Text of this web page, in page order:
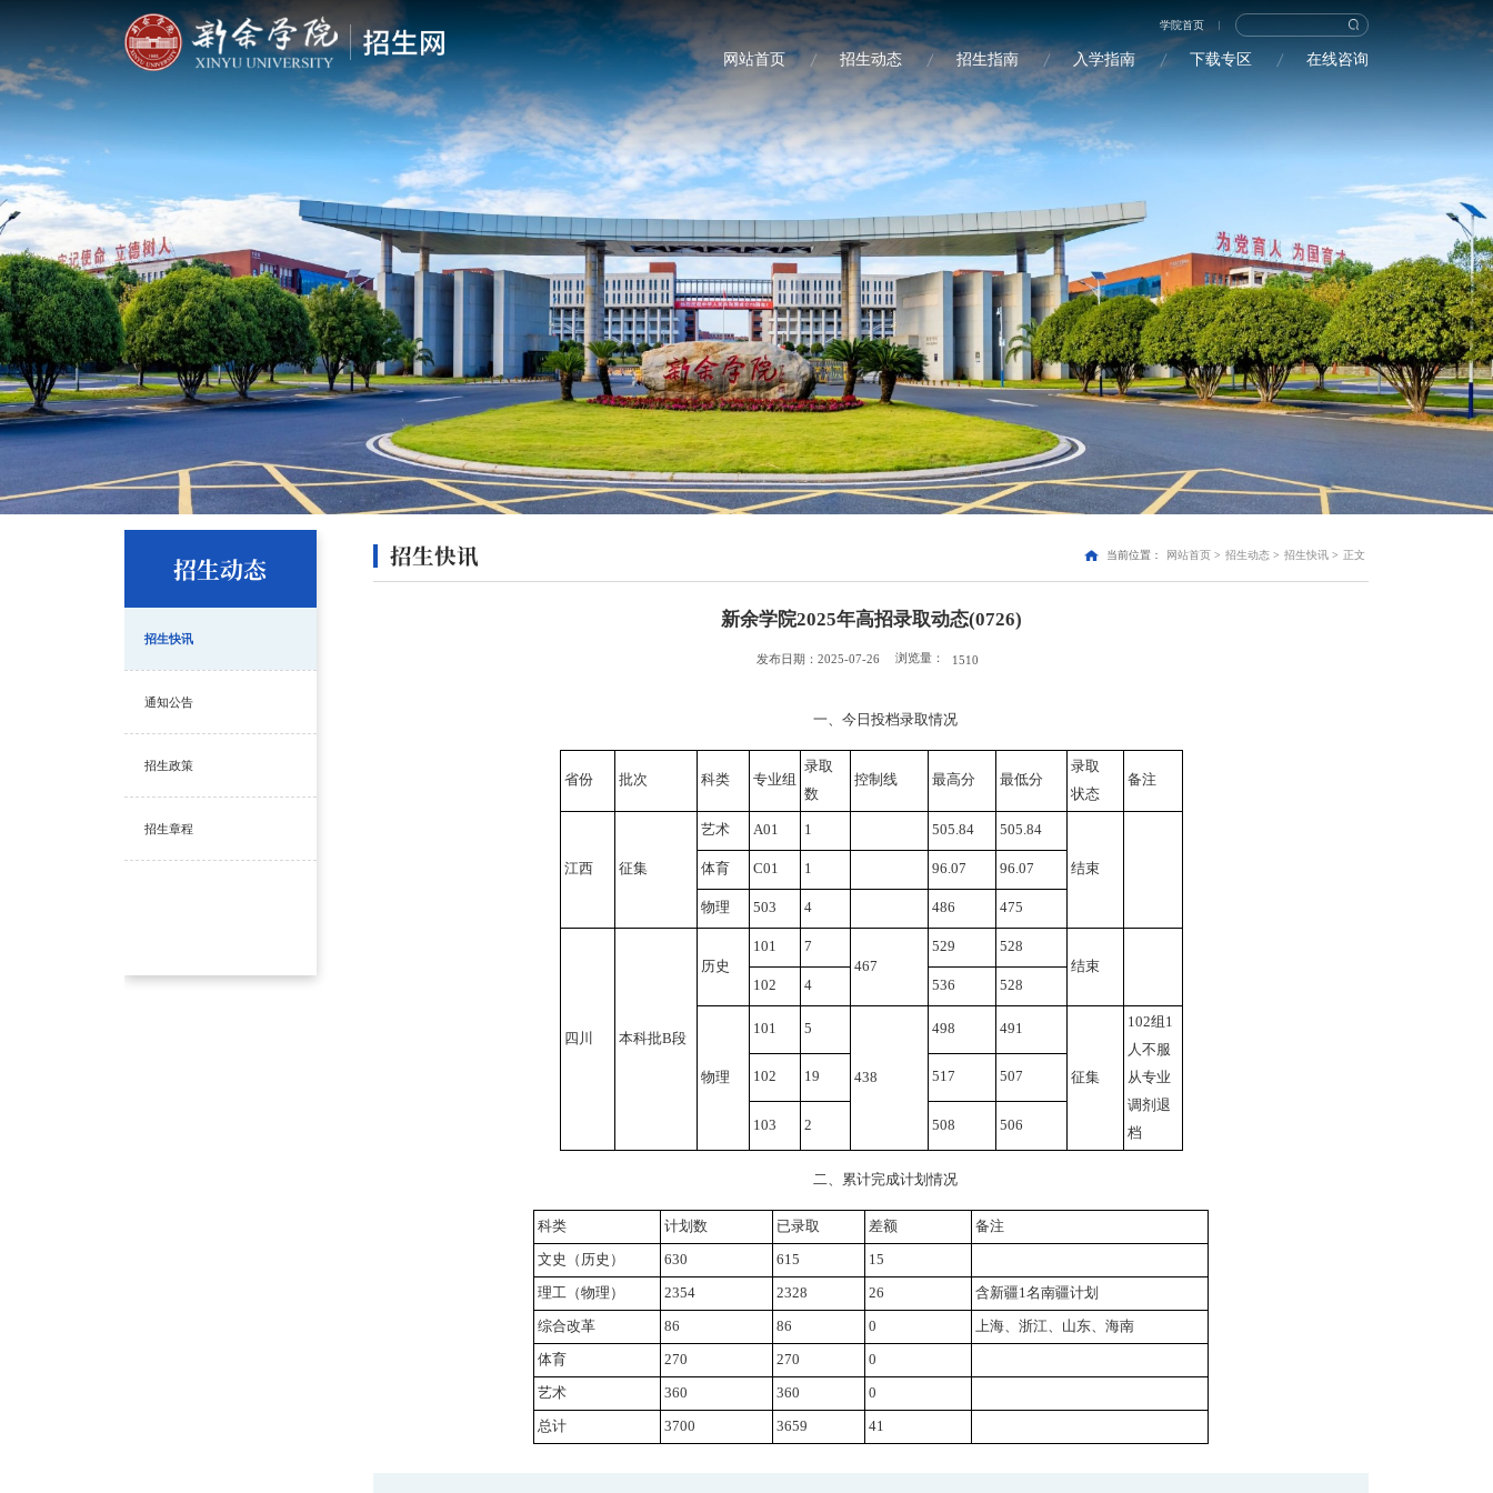
学院首页
网站首页 招生动态 招生指南 入学指南 下载专区 在线咨询
招生动态
招生快讯
通知公告
招生政策
招生章程
招生快讯 当前位置： 网站首页 > 招生动态 > 招生快讯 > 正文
新余学院2025年高招录取动态(0726)
发布日期：2025-07-26 浏览量： 1510
一、今日投档录取情况
省份 批次 科类 专业组
录取
数
控制线 最高分 最低分
录取
状态
备注
江西 征集
艺术 A01 1 505.84 505.84
结束
体育 C01 1 96.07 96.07
物理 503 4 486 475
四川 本科批B段
历史
101
7
467
529
528
结束
102
4 536 528
物理
101 5
438
498 491
征集
102组1
人不服
从专业
调剂退
档
102 19 517 507
103 2 508 506
二、累计完成计划情况
科类 计划数 已录取 差额 备注
文史（历史） 630 615 15
理工（物理） 2354 2328 26 含新疆1名南疆计划
综合改革 86 86 0 上海、浙江、山东、海南
体育 270 270 0
艺术 360 360 0
总计 3700 3659 41